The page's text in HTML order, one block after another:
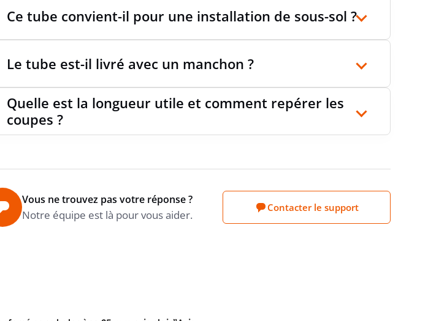
Ce tube convient-il pour une installation de sous-sol ?
Le tube est-il livré avec un manchon ?
Quelle est la longueur utile et comment repérer les
coupes ?
Vous ne trouvez pas votre réponse ?
Notre équipe est là pour vous aider.
Contacter le support